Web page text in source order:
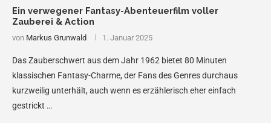
Ein verwegener Fantasy-Abenteuerfilm voller
Zauberei & Action
von Markus Grunwald 1. Januar 2025
Das Zauberschwert aus dem Jahr 1962 bietet 80 Minuten
klassischen Fantasy-Charme, der Fans des Genres durchaus
kurzweilig unterhält, auch wenn es erzählerisch eher einfach
gestrickt …